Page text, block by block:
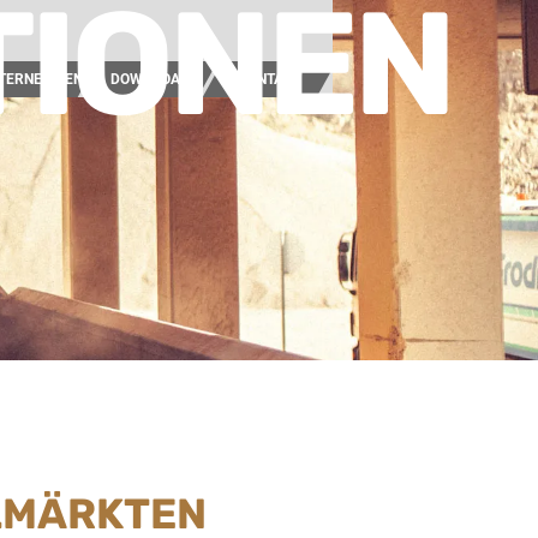
DOWNLOAD KONTAKT